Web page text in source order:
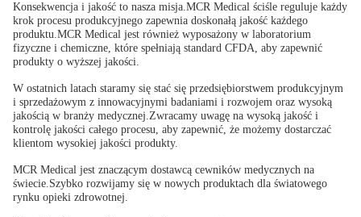
Konsekwencja i jakość to nasza misja.MCR Medical ściśle reguluje każdy
krok procesu produkcyjnego zapewnia doskonałą jakość każdego
produktu.MCR Medical jest również wyposażony w laboratorium
fizyczne i chemiczne, które spełniają standard CFDA, aby zapewnić
produkty o wyższej jakości.
W ostatnich latach staramy się stać się przedsiębiorstwem produkcyjnym
i sprzedażowym z innowacyjnymi badaniami i rozwojem oraz wysoką
jakością w branży medycznej.Zwracamy uwagę na wysoką jakość i
kontrolę jakości całego procesu, aby zapewnić, że możemy dostarczać
klientom wysokiej jakości produkty.
MCR Medical jest znaczącym dostawcą cewników medycznych na
świecie.Szybko rozwijamy się w nowych produktach dla światowego
rynku opieki zdrowotnej.